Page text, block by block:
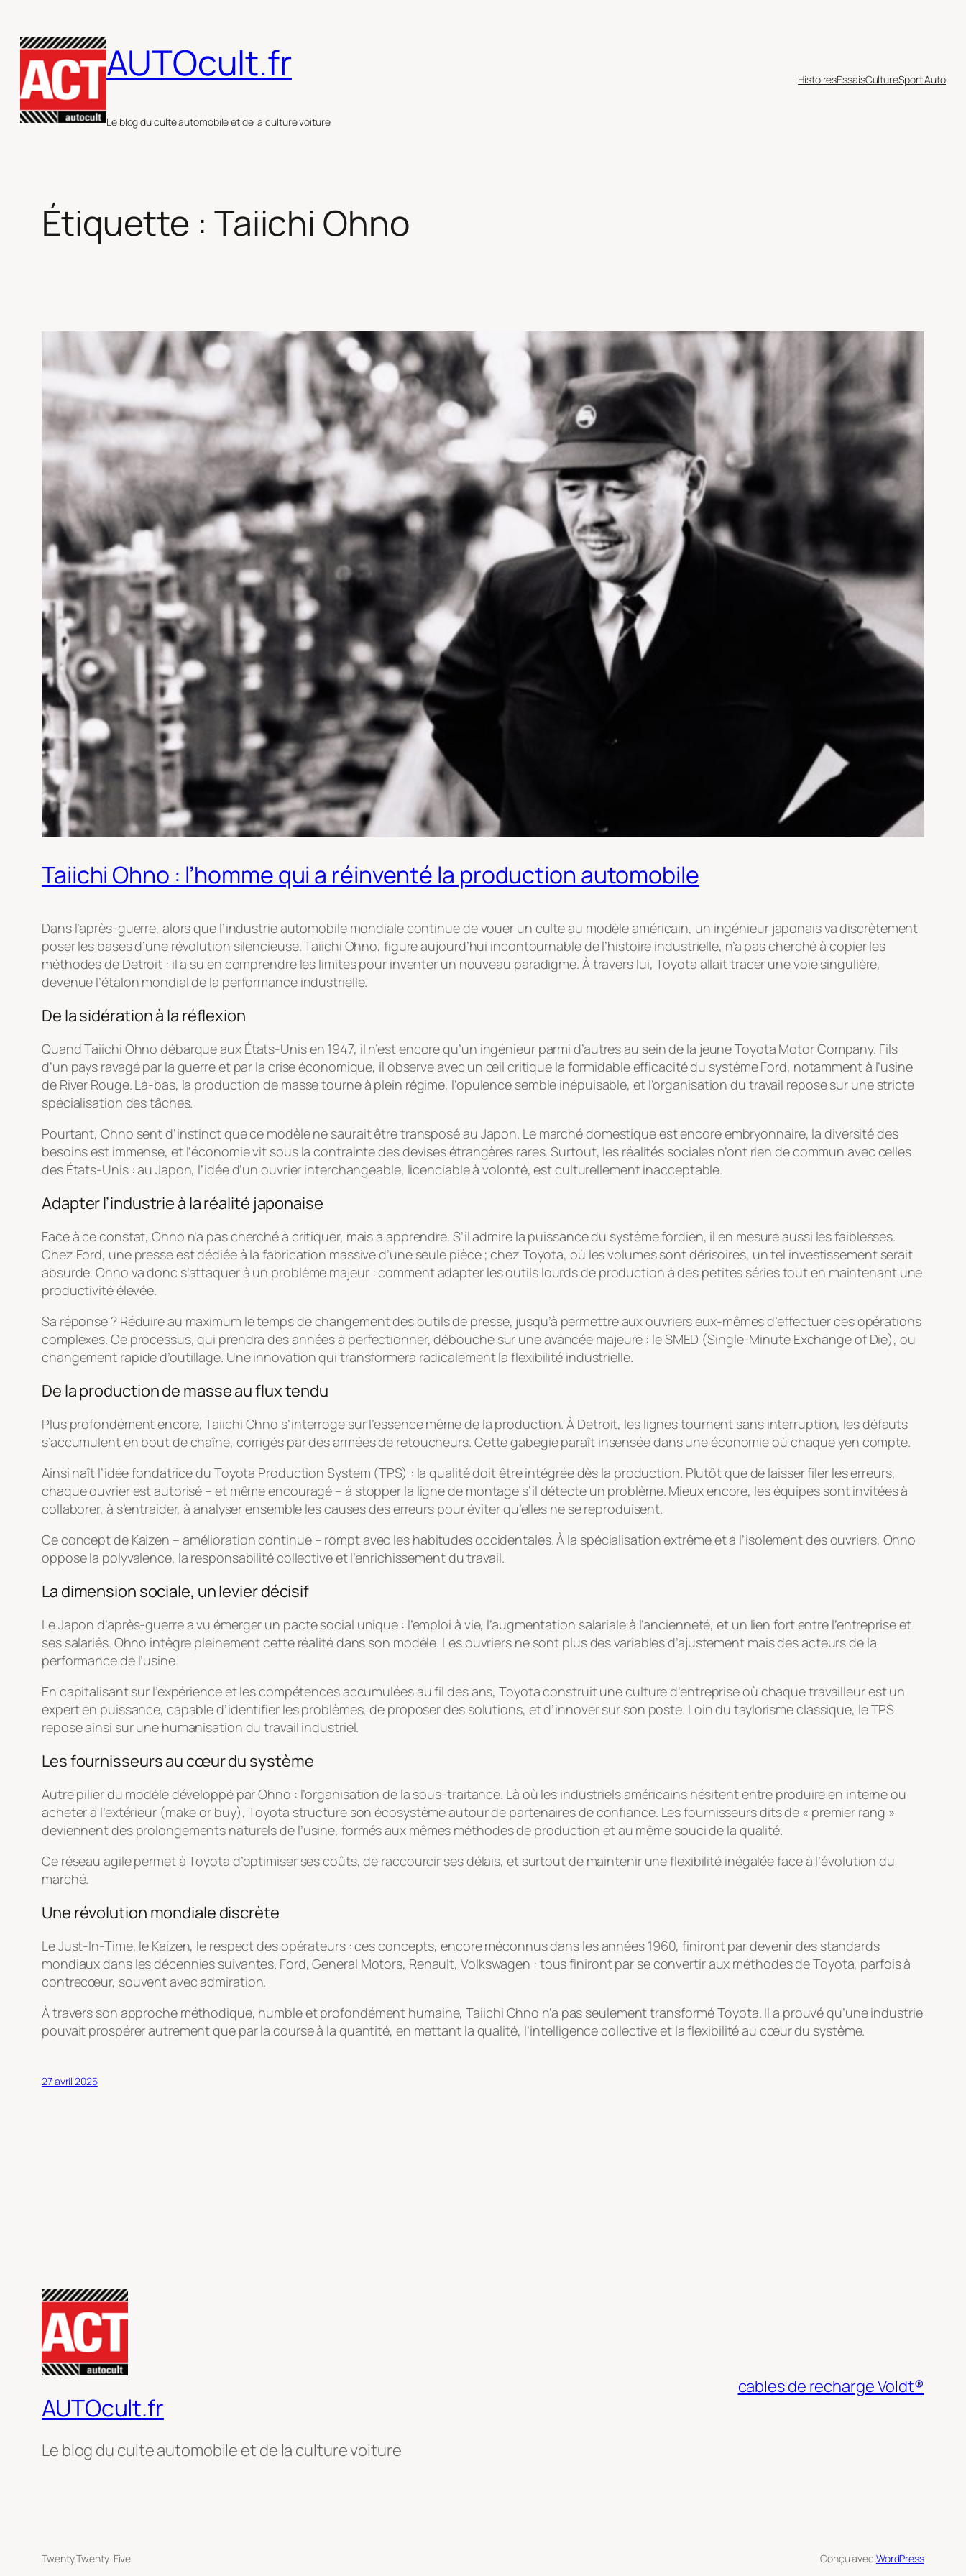
au
contenu
AUTOcult.fr
Le blog du culte automobile et de la culture voiture
HistoiresEssaisCultureSport Auto
Étiquette : Taiichi Ohno
Taiichi Ohno : l’homme qui a réinventé la production automobile
Dans l’après-guerre, alors que l’industrie automobile mondiale continue de vouer un culte au modèle américain, un ingénieur japonais va discrètement
poser les bases d’une révolution silencieuse. Taiichi Ohno, figure aujourd’hui incontournable de l’histoire industrielle, n’a pas cherché à copier les
méthodes de Detroit : il a su en comprendre les limites pour inventer un nouveau paradigme. À travers lui, Toyota allait tracer une voie singulière,
devenue l’étalon mondial de la performance industrielle.
De la sidération à la réflexion
Quand Taiichi Ohno débarque aux États-Unis en 1947, il n’est encore qu’un ingénieur parmi d’autres au sein de la jeune Toyota Motor Company. Fils
d’un pays ravagé par la guerre et par la crise économique, il observe avec un œil critique la formidable efficacité du système Ford, notamment à l’usine
de River Rouge. Là-bas, la production de masse tourne à plein régime, l’opulence semble inépuisable, et l’organisation du travail repose sur une stricte
spécialisation des tâches.
Pourtant, Ohno sent d’instinct que ce modèle ne saurait être transposé au Japon. Le marché domestique est encore embryonnaire, la diversité des
besoins est immense, et l’économie vit sous la contrainte des devises étrangères rares. Surtout, les réalités sociales n’ont rien de commun avec celles
des États-Unis : au Japon, l’idée d’un ouvrier interchangeable, licenciable à volonté, est culturellement inacceptable.
Adapter l’industrie à la réalité japonaise
Face à ce constat, Ohno n’a pas cherché à critiquer, mais à apprendre. S’il admire la puissance du système fordien, il en mesure aussi les faiblesses.
Chez Ford, une presse est dédiée à la fabrication massive d’une seule pièce ; chez Toyota, où les volumes sont dérisoires, un tel investissement serait
absurde. Ohno va donc s’attaquer à un problème majeur : comment adapter les outils lourds de production à des petites séries tout en maintenant une
productivité élevée.
Sa réponse ? Réduire au maximum le temps de changement des outils de presse, jusqu’à permettre aux ouvriers eux-mêmes d’effectuer ces opérations
complexes. Ce processus, qui prendra des années à perfectionner, débouche sur une avancée majeure : le SMED (Single-Minute Exchange of Die), ou
changement rapide d’outillage. Une innovation qui transformera radicalement la flexibilité industrielle.
De la production de masse au flux tendu
Plus profondément encore, Taiichi Ohno s’interroge sur l’essence même de la production. À Detroit, les lignes tournent sans interruption, les défauts
s’accumulent en bout de chaîne, corrigés par des armées de retoucheurs. Cette gabegie paraît insensée dans une économie où chaque yen compte.
Ainsi naît l’idée fondatrice du Toyota Production System (TPS) : la qualité doit être intégrée dès la production. Plutôt que de laisser filer les erreurs,
chaque ouvrier est autorisé – et même encouragé – à stopper la ligne de montage s’il détecte un problème. Mieux encore, les équipes sont invitées à
collaborer, à s’entraider, à analyser ensemble les causes des erreurs pour éviter qu’elles ne se reproduisent.
Ce concept de Kaizen – amélioration continue – rompt avec les habitudes occidentales. À la spécialisation extrême et à l’isolement des ouvriers, Ohno
oppose la polyvalence, la responsabilité collective et l’enrichissement du travail.
La dimension sociale, un levier décisif
Le Japon d’après-guerre a vu émerger un pacte social unique : l’emploi à vie, l’augmentation salariale à l’ancienneté, et un lien fort entre l’entreprise et
ses salariés. Ohno intègre pleinement cette réalité dans son modèle. Les ouvriers ne sont plus des variables d’ajustement mais des acteurs de la
performance de l’usine.
En capitalisant sur l’expérience et les compétences accumulées au fil des ans, Toyota construit une culture d’entreprise où chaque travailleur est un
expert en puissance, capable d’identifier les problèmes, de proposer des solutions, et d’innover sur son poste. Loin du taylorisme classique, le TPS
repose ainsi sur une humanisation du travail industriel.
Les fournisseurs au cœur du système
Autre pilier du modèle développé par Ohno : l’organisation de la sous-traitance. Là où les industriels américains hésitent entre produire en interne ou
acheter à l’extérieur (make or buy), Toyota structure son écosystème autour de partenaires de confiance. Les fournisseurs dits de « premier rang »
deviennent des prolongements naturels de l’usine, formés aux mêmes méthodes de production et au même souci de la qualité.
Ce réseau agile permet à Toyota d’optimiser ses coûts, de raccourcir ses délais, et surtout de maintenir une flexibilité inégalée face à l’évolution du
marché.
Une révolution mondiale discrète
LeJust-In-Time, le Kaizen, le respect des opérateurs : ces concepts, encore méconnus dans les années 1960, finiront par devenir des standards
mondiaux dans les décennies suivantes. Ford, General Motors, Renault, Volkswagen : tous finiront par se convertir aux méthodes de Toyota, parfois à
contrecœur, souvent avec admiration.
À travers son approche méthodique, humble et profondément humaine, Taiichi Ohno n’a pas seulement transformé Toyota. Il a prouvé qu’une industrie
pouvait prospérer autrement que par la course à la quantité, en mettant la qualité, l’intelligence collective et la flexibilité au cœur du système.
27 avril 2025
AUTOcult.fr
Le blog du culte automobile et de la culture voiture
cables de recharge Voldt®
Twenty Twenty-Five Conçu avec WordPress